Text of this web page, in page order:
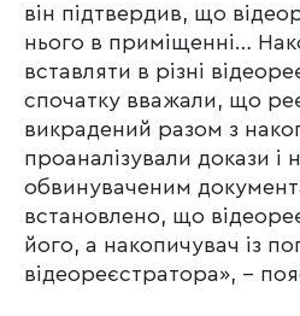
він підтвердив, що
нього в приміщенні…
вставляти в різні
спочатку вважали, що
викрадений разом з
проаналізували докази і
обвинуваченим
встановлено, що
його, а накопичувач із
відеореєстратора», –